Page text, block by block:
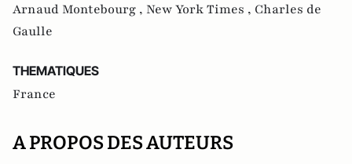
Arnaud Montebourg , New York Times , Charles de
Gaulle
THEMATIQUES
France
A PROPOS DES AUTEURS